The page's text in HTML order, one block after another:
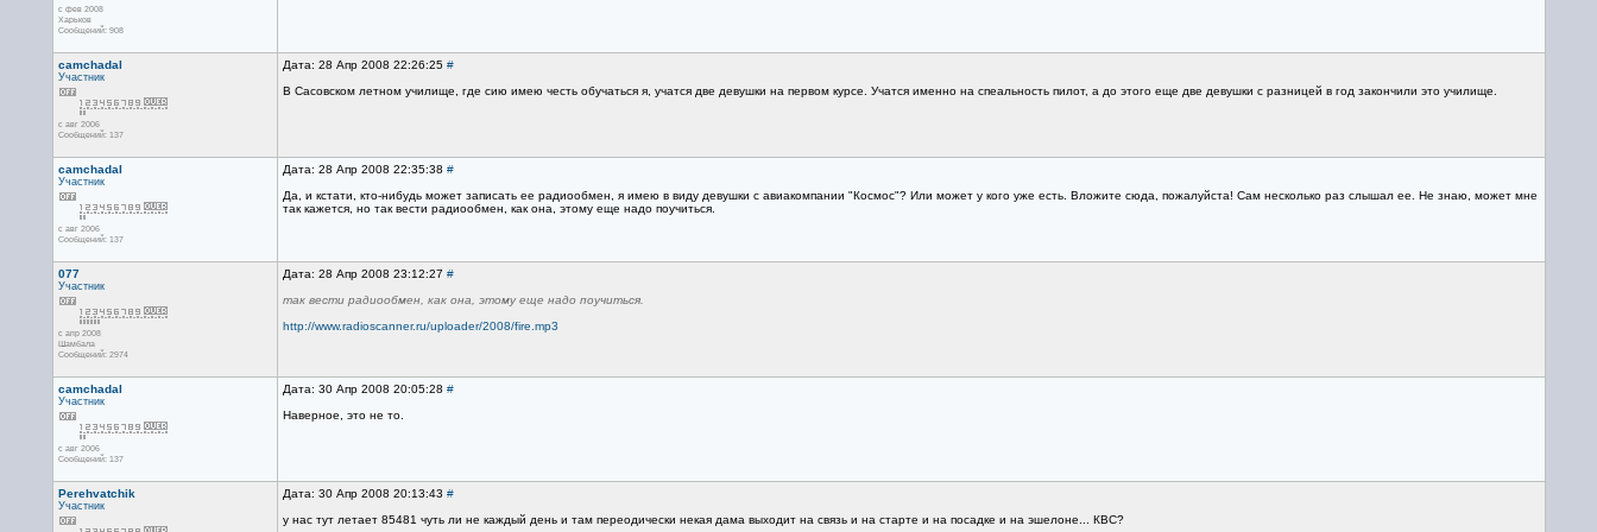
с фев 2008
Харьков
Сообщений: 908
camchadal
Участник
с авг 2006
Сообщений: 137
Дата: 28 Апр 2008 22:26:25 #
В Сасовском летном училище, где сию имею честь обучаться я, учатся две девушки на первом курсе. Учатся именно на спеальность пилот, а до этого еще две девушки с разницей в год закончили это училище.
camchadal
Участник
с авг 2006
Сообщений: 137
Дата: 28 Апр 2008 22:35:38 #
Да, и кстати, кто-нибудь может записать ее радиообмен, я имею в виду девушки с авиакомпании "Космос"? Или может у кого уже есть. Вложите сюда, пожалуйста! Сам несколько раз слышал ее. Не знаю, может мне
так кажется, но так вести радиообмен, как она, этому еще надо поучиться.
077
Участник
с апр 2008
Шамбала
Сообщений: 2974
Дата: 28 Апр 2008 23:12:27 #
так вести радиообмен, как она, этому еще надо поучиться.
http://www.radioscanner.ru/uploader/2008/fire.mp3
camchadal
Участник
с авг 2006
Сообщений: 137
Дата: 30 Апр 2008 20:05:28 #
Наверное, это не то.
Perehvatchik
Участник
Дата: 30 Апр 2008 20:13:43 #
у нас тут летает 85481 чуть ли не каждый день и там переодически некая дама выходит на связь и на старте и на посадке и на эшелоне... КВС?